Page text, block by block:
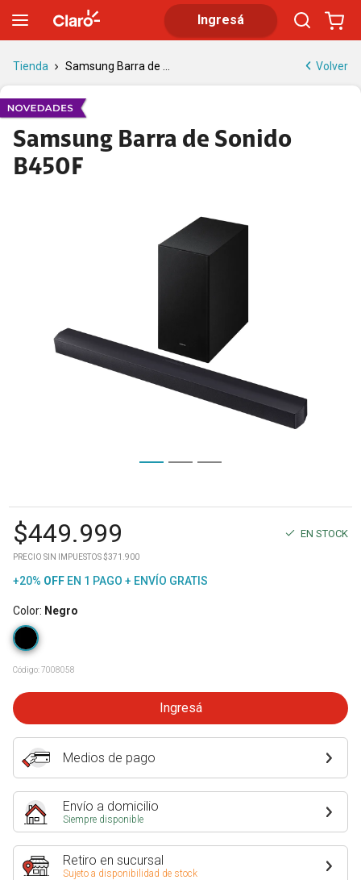
Ingresá
Tienda Samsung Barra de ... Volver
Samsung Barra de Sonido
B450F
$449.999 EN STOCK
PRECIO SIN IMPUESTOS $371.900
+20% OFF EN 1 PAGO + ENVÍO GRATIS
Color: Negro
Código:7008058
Ingresá
Medios de pago
Envío a domicilio
Siempre disponible
Retiro en sucursal
Sujeto a disponibilidad de stock
Barra de sonido Samsung B450F | Claro